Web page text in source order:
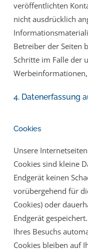
veröffentlichten
nicht ausdrücklich
Betreiber der Seiten
Schritte im Falle der
4. Datenerfassung
Cookies
Unsere
Cookies sind kleine
Endgerät keinen
vorübergehend für
Cookies) oder
Endgerät
Ihres Besuchs
Cookies bleiben auf